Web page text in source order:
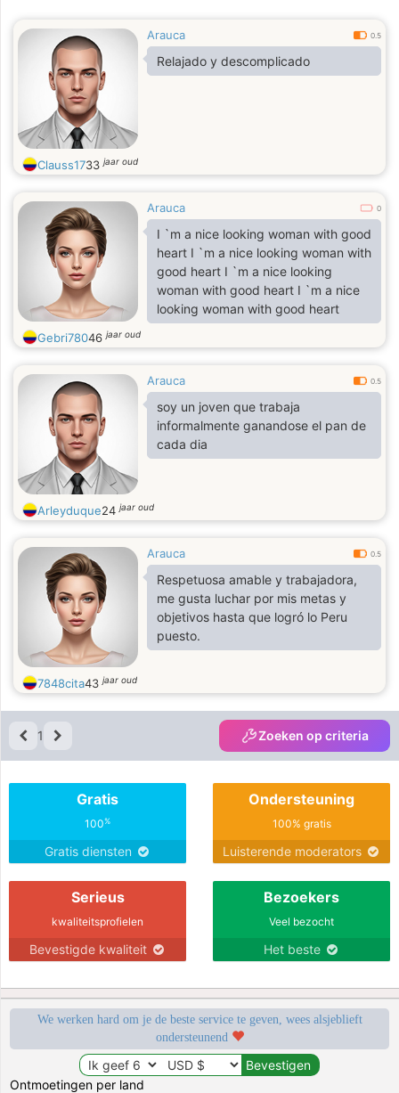
Arauca 0.5
Relajado y descomplicado
Clauss1733jaar oud
Arauca 0
I `m a nice looking woman with good
heart I `m a nice looking woman with
good heart I `m a nice looking
woman with good heart I `m a nice
looking woman with good heart
Gebri78046jaar oud
Arauca 0.5
soy un joven que trabaja
informalmente ganandose el pan de
cada dia
Arleyduque24jaar oud
Arauca 0.5
Respetuosa amable y trabajadora,
me gusta luchar por mis metas y
objetivos hasta que logró lo Peru
puesto.
7848cita43jaar oud
1 Zoeken op criteria
Gratis
100%
Gratis diensten
Ondersteuning
100% gratis
Luisterende moderators
Serieus
kwaliteitsprofielen
Bevestigde kwaliteit
Bezoekers
Veel bezocht
Het beste
We werken hard om je de beste service te geven, wees alsjeblieft
ondersteunend
Ontmoetingen per land